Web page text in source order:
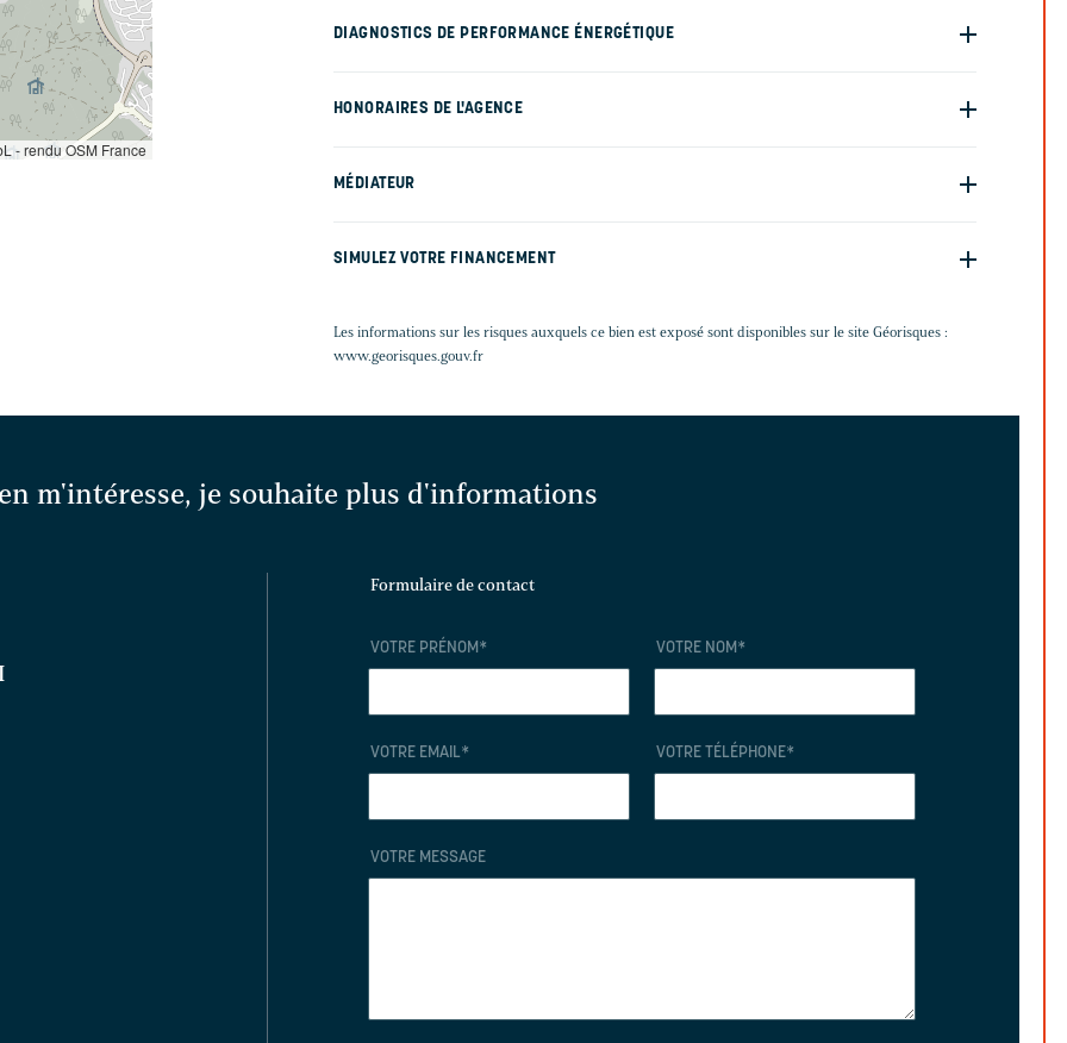
DIAGNOSTICS DE PERFORMANCE ÉNERGÉTIQUE
HONORAIRES DE L'AGENCE
MÉDIATEUR
SIMULEZ VOTRE FINANCEMENT
Les informations sur les risques auxquels ce bien est exposé sont disponibles sur le site Géorisques :
www.georisques.gouv.fr
- rendu OSM France
m'intéresse, je souhaite plus d'informations
Formulaire de contact
VOTRE PRÉNOM* VOTRE NOM*
VOTRE EMAIL* VOTRE TÉLÉPHONE*
VOTRE MESSAGE